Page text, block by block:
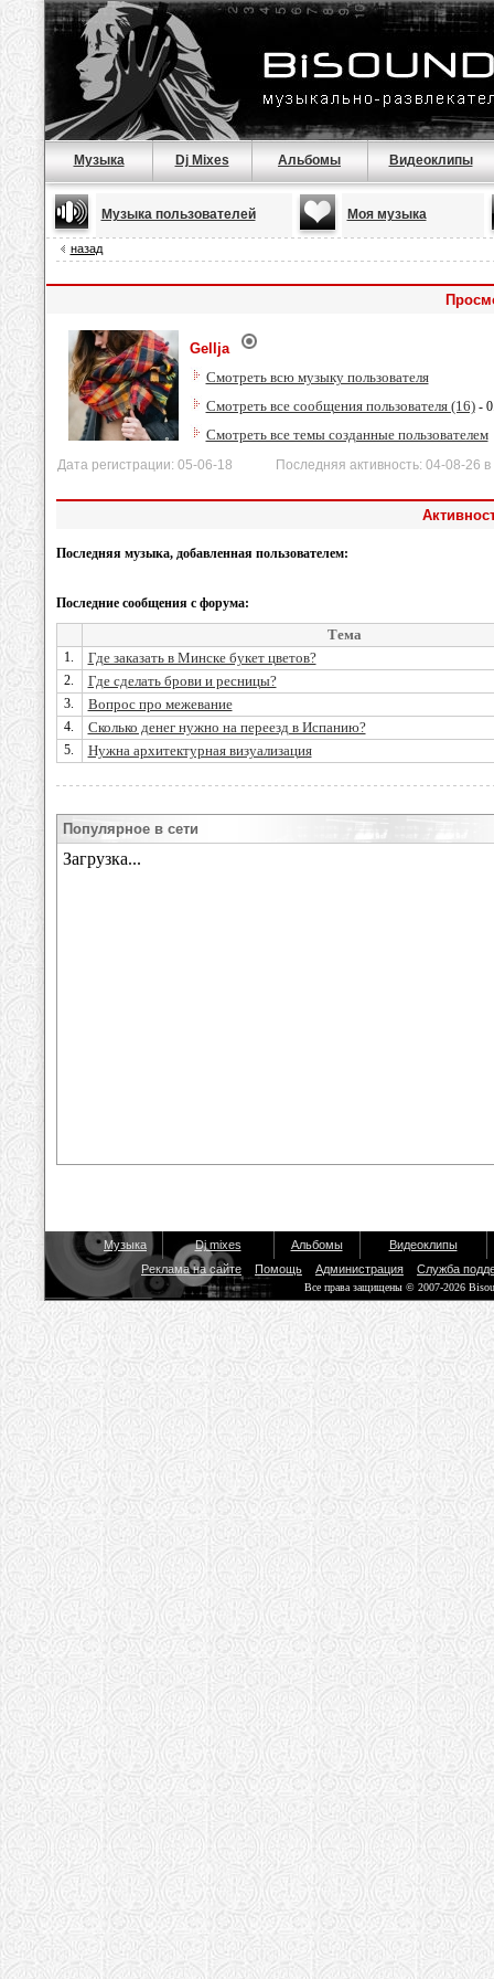
Музыка Dj Mixes Альбомы Видеоклипы
Музыка пользователей Моя музыка
назад
Gellja
Смотреть всю музыку пользователя
Смотреть все сообщения пользователя (16)-
Смотреть все темы созданные пользователем
Дата регистрации: 05-06-18 Последняя активность: 04-08-26 в
Последняя музыка, добавленная пользователем:
Последние сообщения с форума:
Тема
1. Где заказать в Минске букет цветов?
2. Где сделать брови и ресницы?
3. Вопрос про межевание
4. Сколько денег нужно на переезд в Испанию?
5. Нужна архитектурная визуализация
Популярное в сети
Музыка Dj mixes Альбомы
Видеоклипы
Реклама на сайте
Помощь Администрация Служба
Все права защищены © 2007-2026